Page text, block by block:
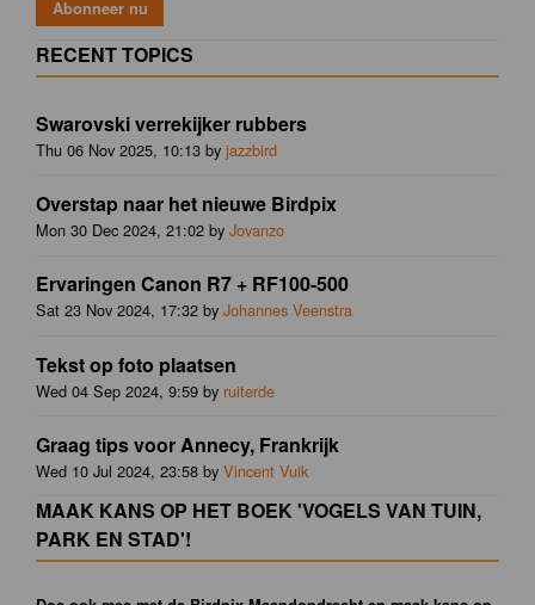
RECENT TOPICS
Swarovski verrekijker rubbers
Thu 06 Nov 2025, 10:13 by jazzbird
Overstap naar het nieuwe Birdpix
Mon 30 Dec 2024, 21:02 by Jovanzo
Ervaringen Canon R7 + RF100-500
Sat 23 Nov 2024, 17:32 by Johannes Veenstra
Tekst op foto plaatsen
Wed 04 Sep 2024, 9:59 by ruiterde
Graag tips voor Annecy, Frankrijk
Wed 10 Jul 2024, 23:58 by Vincent Vuik
MAAK KANS OP HET BOEK 'VOGELS VAN TUIN,
PARK EN STAD'!